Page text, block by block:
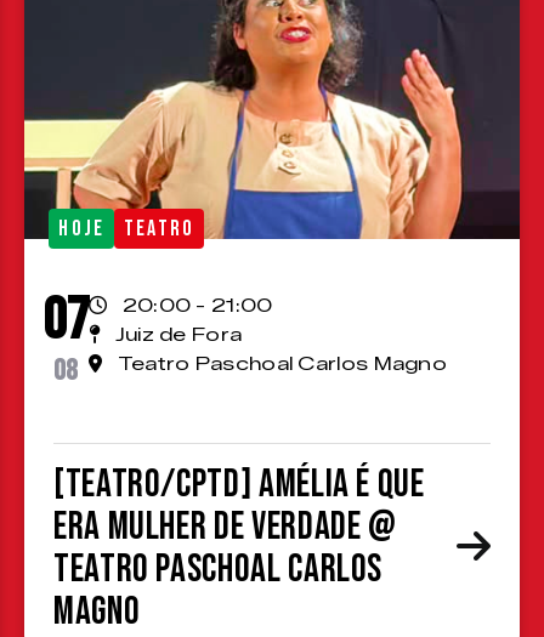
HOJE TEATRO
07
08
20:00 - 21:00
Juiz de Fora
Teatro Paschoal Carlos Magno
[TEATRO/CPTD] Amélia é que
era mulher de verdade @
Teatro Paschoal Carlos
Magno